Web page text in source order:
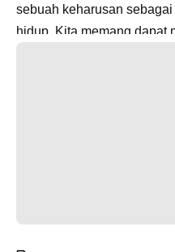
sebuah keharusan
hidup. Kita memang dapat